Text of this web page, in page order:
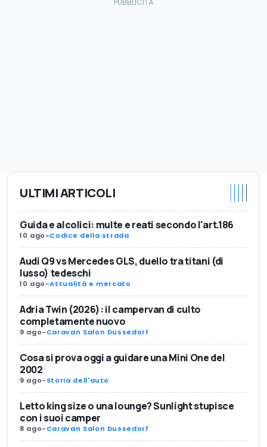
ULTIMI ARTICOLI
Guida e alcolici: multe e reati secondo l'art.186
10 ago-Codice della strada
Audi Q9 vs Mercedes GLS, duello tra titani (di
lusso) tedeschi
10 ago-Attualità e mercato
Adria Twin (2026): il campervan di culto
completamente nuovo
9 ago-Caravan Salon Dussedorf
Cosa si prova oggi a guidare una Mini One del
2002
9 ago-Storia dell'auto
Letto king size o una lounge? Sunlight stupisce
con i suoi camper
8 ago-Caravan Salon Dussedorf